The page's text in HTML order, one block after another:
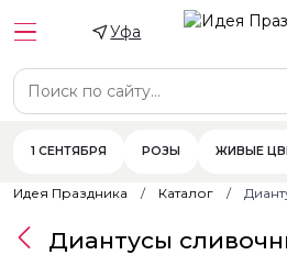
Уфа
1 СЕНТЯБРЯ РОЗЫ ЖИВЫЕ
Идея Праздника Каталог
Диантусы